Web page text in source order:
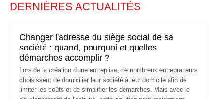
DERNIÈRES ACTUALITÉS
Changer l'adresse du siège social de sa
société : quand, pourquoi et quelles
démarches accomplir ?
Lors de la création d'une entreprise, de nombreux entrepreneurs
choisissent de domicilier leur société à leur domicile afin de
limiter les coûts et de simplifier les démarches. Mais avec le